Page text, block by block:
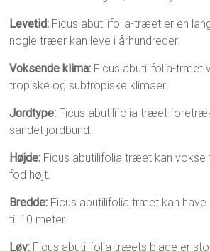
Levetid: Ficus abutilifolia-træet er en
nogle træer kan leve i århundreder.
Voksende klima: Ficus abutilifolia-træet
tropiske og subtropiske klimaer.
Jordtype: Ficus abutilifolia træet
sandet jordbund.
Højde: Ficus abutilifolia træet kan vokse
fod højt.
Bredde: Ficus abutilifolia træet kan have
til 10 meter.
Løv: Ficus abutilifolia træets blade er